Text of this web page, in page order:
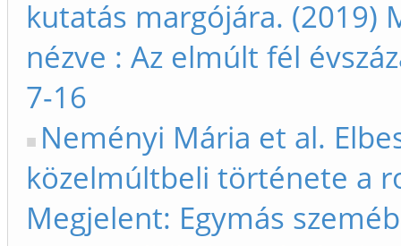
kutatás margójára. (2019)
nézve : Az elmúlt fél
7-16
Neményi Mária et al.
közelmúltbeli története a
Megjelent: Egymás